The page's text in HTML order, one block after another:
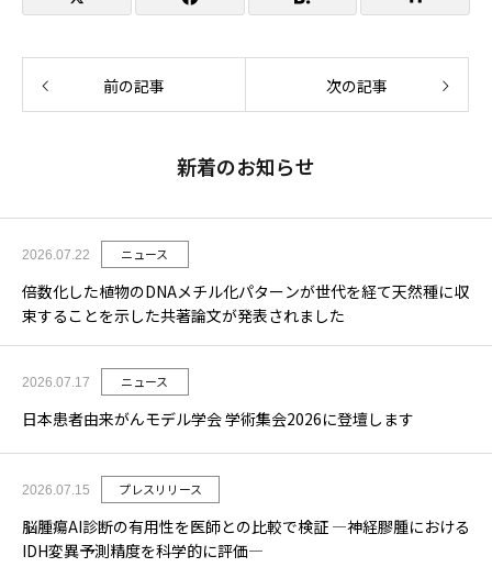
前の記事 次の記事
新着のお知らせ
2026.07.22 ニュース
倍数化した植物のDNAメチル化パターンが世代を経て天然種に収
束することを示した共著論文が発表されました
2026.07.17 ニュース
日本患者由来がんモデル学会 学術集会2026に登壇します
2026.07.15 プレスリリース
脳腫瘍AI診断の有用性を医師との比較で検証 ―神経膠腫における
IDH変異予測精度を科学的に評価―